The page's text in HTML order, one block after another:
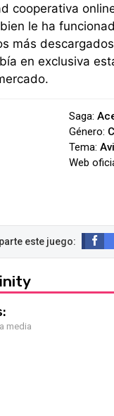
cooperativa
le ha
más
en exclusiva
Saga:
Género:
Tema:
Web
media